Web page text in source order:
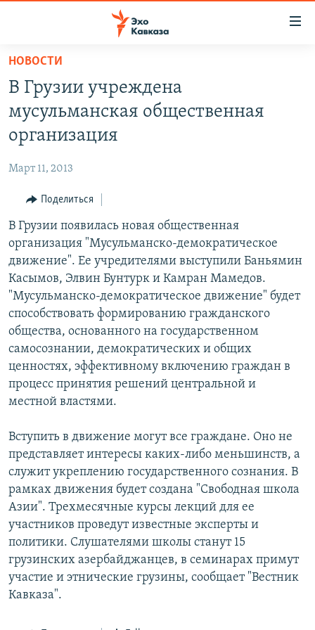
Вернуться
основному
содержанию
Вернутся
главной
навигации
Вернутся
поиску
ТБИЛИСИ
СУХУМИ
ВЕСЬ КАВКАЗ
СЕВЕРНЫЙ КАВКАЗ
АРМЕНИЯ
АЗЕРБАЙДЖАН
ТЕМЫ
ПОЛИТИКА
ЭКОНОМИКА
ОБЩЕСТВО
КУЛЬТУРА
СПОРТ
МИР
РУБРИКИ
НЕКРУГЛЫЙ СТОЛ
ГОСТЬ НЕДЕЛИ
ПОЗИЦИЯ
БЛОГИ
ГОЛОСА
ЧИТАЕМ ПРЕССУ
МУЛЬТИМЕДИА
ВИДЕО
ФОТО
АУДИО
ПОДКАСТЫ
АРХИВ РАДИОПРОГРАММЫ
ПРИСОЕДИНЯЙТЕСЬ!
Все сайты РСЕ/РС
НОВОСТИ
В Грузии учреждена
мусульманская общественная
организация
Март 11, 2013
Поделиться
В Грузии появилась новая общественная
организация "Мусульманско-демократическое
движение". Ее учредителями выступили Баньямин
Касымов, Элвин Бунтурк и Камран Мамедов.
"Мусульманско-демократическое движение" будет
способствовать формированию гражданского
общества, основанного на государственном
самосознании, демократических и общих
ценностях, эффективному включению граждан в
процесс принятия решений центральной и
местной властями.
Вступить в движение могут все граждане. Оно не
представляет интересы каких-либо меньшинств, а
служит укреплению государственного сознания. В
рамках движения будет создана "Свободная школа
Азии". Трехмесячные курсы лекций для ее
участников проведут известные эксперты и
политики. Слушателями школы станут 15
грузинских азербайджанцев, в семинарах примут
участие и этнические грузины, сообщает "Вестник
Кавказа".